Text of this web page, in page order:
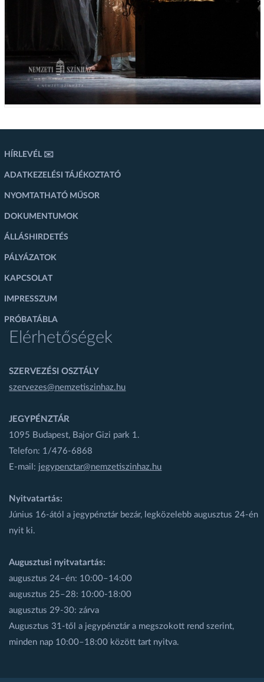
HÍRLEVÉL ✉️
ADATKEZELÉSI TÁJÉKOZTATÓ
NYOMTATHATÓ MŰSOR
DOKUMENTUMOK
ÁLLÁSHIRDETÉS
PÁLYÁZATOK
KAPCSOLAT
IMPRESSZUM
PRÓBATÁBLA
Elérhetőségek
SZERVEZÉSI OSZTÁLY
szervezes@nemzetiszinhaz.hu
JEGYPÉNZTÁR
1095 Budapest, Bajor Gizi park 1.
Telefon: 1/476-6868
E-mail: jegypenztar@nemzetiszinhaz.hu
Nyitvatartás:
Június 16-ától a jegypénztár bezár, legközelebb augusztus 24-én
nyit ki.
Augusztusi nyitvatartás:
augusztus 24–én: 10:00–14:00
augusztus 25–28: 10:00-18:00
augusztus 29-30: zárva
Augusztus 31-től a jegypénztár a megszokott rend szerint,
minden nap 10:00–18:00 között tart nyitva.